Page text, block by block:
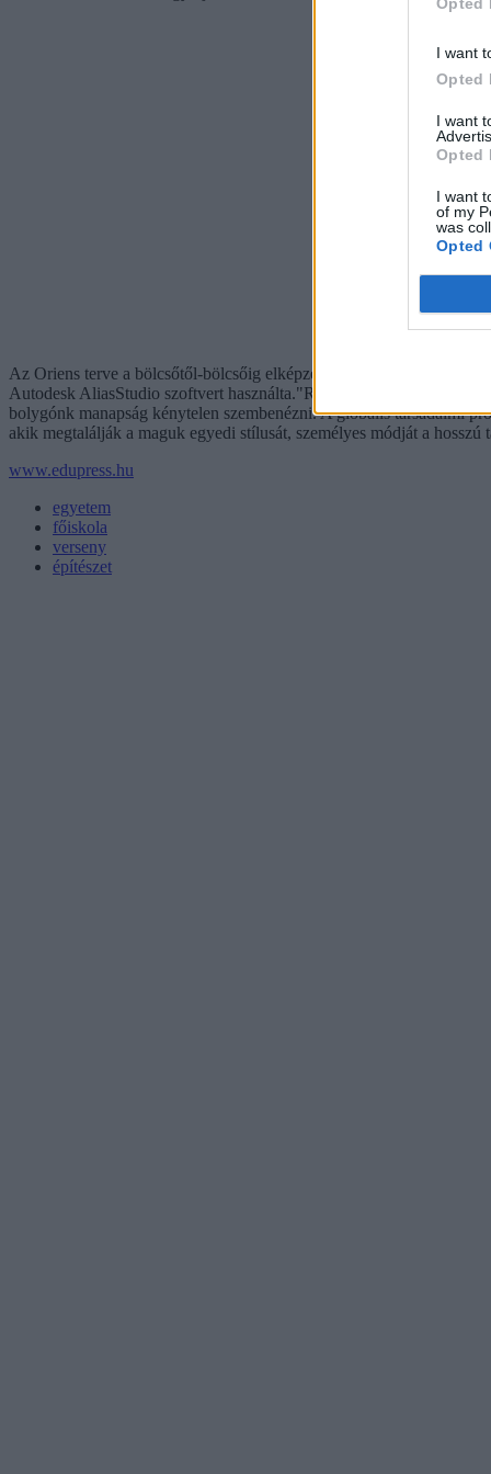
I want
Opted
I want
Opted
I want
of my
was
Opted
Az Oriens terve a bölcsőtől-bölcsőig elképzelés alapján született, a
Autodesk AliasStudio szoftvert használta."Rohamosan fogyatkozó
bolygónk manapság kénytelen szembenézni. A globális társadalmi
akik megtalálják a maguk egyedi stílusát, személyes módját a
www.edupress.hu
egyetem
főiskola
verseny
építészet